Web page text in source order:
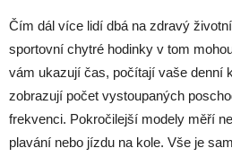
Čím dál více lidí dbá na zdravý
sportovní chytré hodinky v tom
vám ukazují čas, počítají vaše denní
zobrazují počet vystoupaných
frekvenci. Pokročilejší modely měří
plavání nebo jízdu na kole. Vše je